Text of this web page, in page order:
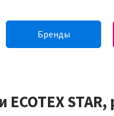
Бренды
ECOTEX